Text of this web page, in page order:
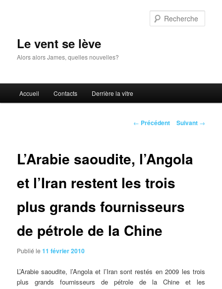
Le vent se lève
Alors alors James, quelles nouvelles?
principal
Accueil Contacts Derrière la vitre
Navigation
← Précédent Suivant →
L’Arabie saoudite, l’Angola
et l’Iran restent les trois
plus grands fournisseurs
de pétrole de la Chine
Publié le11 février 2010
L’Arabiesaoudite, l’Angola et l’Iran sont restés en 2009 les trois
plus grands fournisseurs de pétrole de la Chine et les